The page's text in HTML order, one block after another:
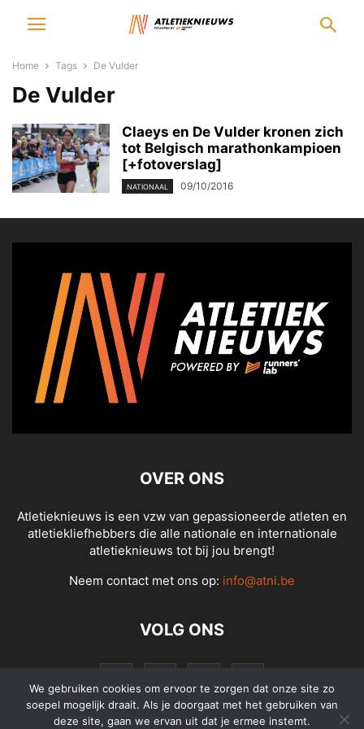
Home Tags De Vulder
De Vulder
Claeys en De Vulder kronen zich
tot Belgisch marathonkampioen
[+fotoverslag]
NATIONAAL 09/10/2016
OVER ONS
Atletieknieuws is een vzw van gepassioneerde atleten en
atletiekliefhebbers die alle nationale en internationale
atletieknieuws tot bij jou brengt!
Neem contact met ons op: info@atni.be
VOLG ONS
We gebruiken cookies om ervoor te zorgen dat onze site zo
soepel mogelijk draait. Als je doorgaat met het gebruiken van
deze site, gaan we ervan uit dat je ermee instemt.